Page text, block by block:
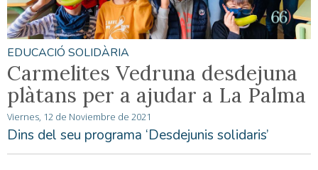
EDUCACIÓ SOLIDÀRIA
Carmelites Vedruna desdejuna
plàtans per a ajudar a La Palma
Viernes, 12 de Noviembre de 2021
Dins del seu programa ‘Desdejunis solidaris’